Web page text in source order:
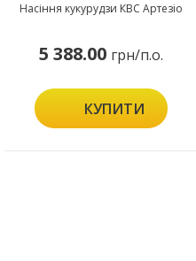
Насіння кукурудзи КВС Артезіо
5 388.00 грн/п.о.
КУПИТИ